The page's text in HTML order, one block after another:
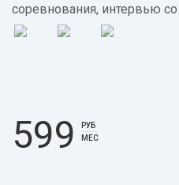
соревнования, интервью
599
РУБ
МЕС